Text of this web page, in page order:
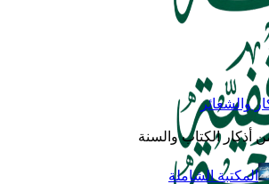
الكتاب والسنة
المكتبة الشاملة